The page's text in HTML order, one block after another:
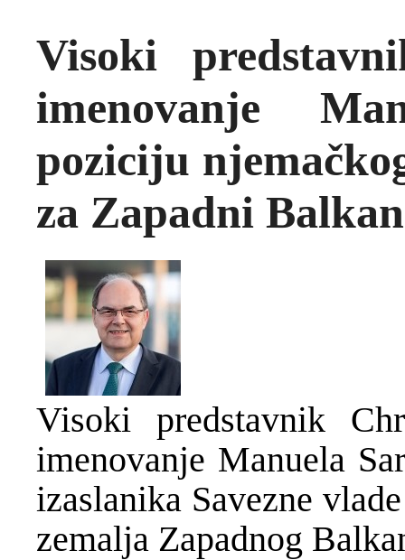
Visoki
imenovanje
poziciju
za Zapadni Balkan
Visoki predstavnik
imenovanje Manuela
izaslanika Savezne
zemalja Zapadnog